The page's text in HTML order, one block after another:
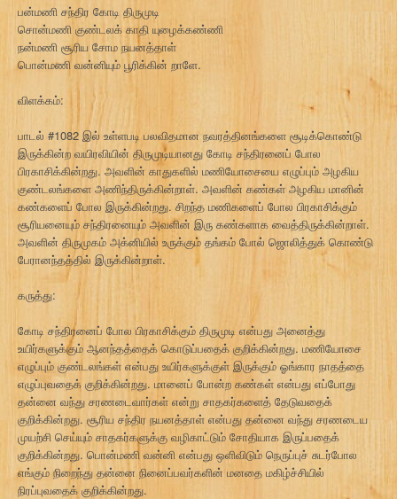
பன்மணி சந்திர கோடி திருமுடி
சொன்மணி குண்டலக் காதி யுழைக்கண்ணி
நன்மணி சூரிய சோம நயனத்தாள்
பொன்மணி வன்னியும் பூரிக்கின் றாளே.
விளக்கம்:
பாடல் #1082 இல் உள்ளபடி பலவிதமான நவரத்தினங்களை சூடிக்கொண்டு
இருக்கின்ற வயிரவியின் திருமுடியானது கோடி சந்திரனைப் போல
பிரகாசிக்கின்றது. அவளின் காதுகளில் மணியோசையை எழுப்பும் அழகிய
குண்டலங்களை அணிந்திருக்கின்றாள். அவளின் கண்கள் அழகிய மானின்
கண்களைப் போல இருக்கின்றது. சிறந்த மணிகளைப் போல பிரகாசிக்கும்
சூரியனையும் சந்திரனையும் அவளின் இரு கண்களாக வைத்திருக்கின்றாள்.
அவளின் திருமுகம் அக்னியில் உருக்கும் தங்கம் போல் ஜொலித்துக் கொண்டு
பேரானந்தத்தில் இருக்கின்றாள்.
கருத்து:
கோடி சந்திரனைப் போல பிரகாசிக்கும் திருமுடி என்பது அனைத்து
உயிர்களுக்கும் ஆனந்தத்தைக் கொடுப்பதைக் குறிக்கின்றது. மணியோசை
எழுப்பும் குண்டலங்கள் என்பது உயிர்களுக்குள் இருக்கும் ஓங்கார நாதத்தை
எழுப்புவதைக் குறிக்கின்றது. மானைப் போன்ற கண்கள் என்பது எப்போது
தன்னை வந்து சரணடைவார்கள் என்று சாதகர்களைத் தேடுவதைக்
குறிக்கின்றது. சூரிய சந்திர நயனத்தாள் என்பது தன்னை வந்து சரணடைய
முயற்சி செய்யும் சாதகர்களுக்கு வழிகாட்டும் சோதியாக இருப்பதைக்
குறிக்கின்றது. பொன்மணி வன்னி என்பது ஒளிவிடும் நெருப்புச் சுடர்போல
எங்கும் நிறைந்து தன்னை நினைப்பவர்களின் மனதை மகிழ்ச்சியில்
நிரப்புவதைக் குறிக்கின்றது.